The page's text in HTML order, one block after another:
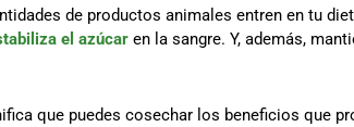
de productos animales entren en tu
el azúcar en la sangre. Y, además,
que puedes cosechar los beneficios que